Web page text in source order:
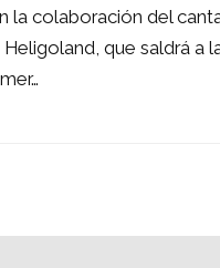
la colaboración del
que saldrá a